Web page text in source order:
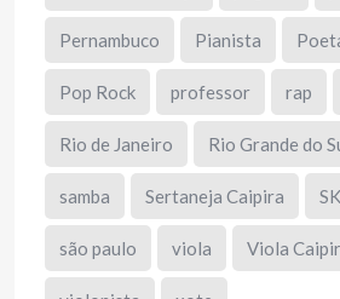
Pernambuco Pianista
Pop Rock professor rap
Rio de Janeiro Rio Grande do
samba Sertaneja Caipira
são paulo viola Viola